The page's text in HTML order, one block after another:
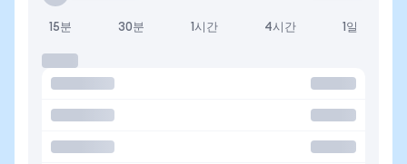
15분 30분 1시간 4시간 1일